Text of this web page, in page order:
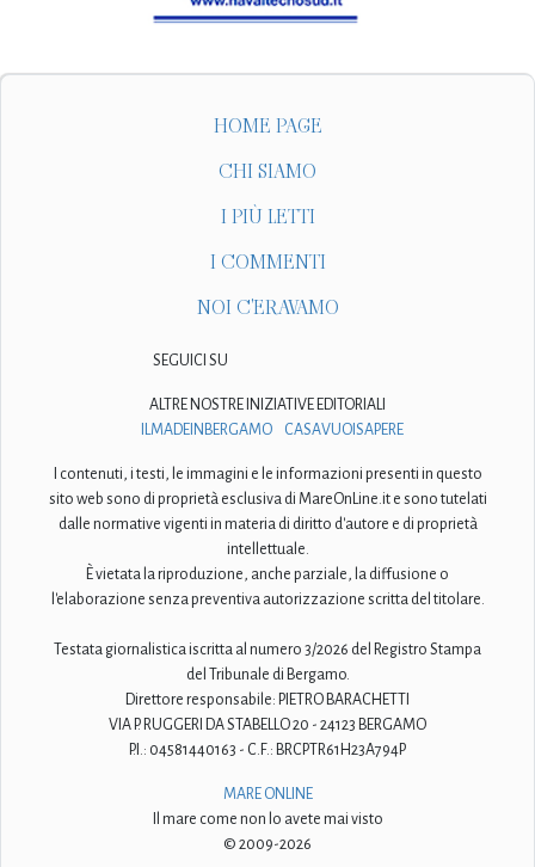
HOME PAGE
CHI SIAMO
I PIÙ LETTI
I COMMENTI
NOI C'ERAVAMO
SEGUICI SU
ALTRE NOSTRE INIZIATIVE EDITORIALI
ILMADEINBERGAMO
CASAVUOISAPERE
I contenuti, i testi, le immagini e le informazioni presenti in questo
sito web sono di proprietà esclusiva di MareOnLine.it e sono tutelati
dalle normative vigenti in materia di diritto d'autore e di proprietà
intellettuale.
È vietata la riproduzione, anche parziale, la diffusione o
l'elaborazione senza preventiva autorizzazione scritta del titolare.
Testata giornalistica iscritta al numero 3/2026 del Registro Stampa
del Tribunale di Bergamo.
Direttore responsabile: PIETRO BARACHETTI
VIA P. RUGGERI DA STABELLO 20 - 24123 BERGAMO
P.I.: 04581440163 - C.F.: BRCPTR61H23A794P
MARE ONLINE
Il mare come non lo avete mai visto
© 2009-2026